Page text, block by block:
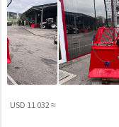
≈ 11 032 USD